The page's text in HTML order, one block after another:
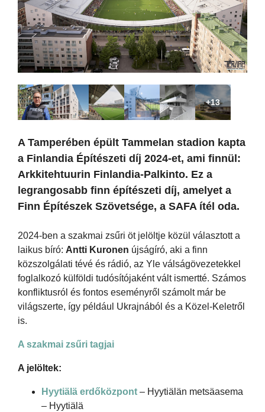
+13
A Tamperében épült Tammelan stadion kapta
a Finlandia Építészeti díj 2024-et, ami finnül:
Arkkitehtuurin Finlandia-Palkinto. Ez a
legrangosabb finn építészeti díj, amelyet a
Finn Építészek Szövetsége, a SAFA ítél oda.
2024-ben a szakmai zsűri öt jelöltje közül választott a
laikus bíró: Antti Kuronen újságíró, aki a finn
közszolgálati tévé és rádió, az Yle válságövezetekkel
foglalkozó külföldi tudósítójaként vált ismertté. Számos
konfliktusról és fontos eseményről számolt már be
világszerte, így például Ukrajnából és a Közel-Keletről
is.
A szakmai zsűri tagjai
A jelöltek:
Hyytiälä erdőközpont – Hyytiälän metsäasema
– Hyytiälä